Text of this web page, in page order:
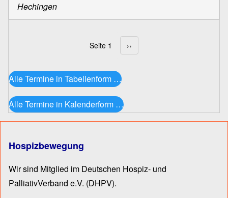
Hechingen
Seitennummerierung
Seite 1 Nächste Seite
››
Alle Termine in Tabellenform …
Alle Termine in Kalenderform …
Hospizbewegung
Wir sind Mitglied im Deutschen Hospiz- und
PalliativVerband e.V. (DHPV).